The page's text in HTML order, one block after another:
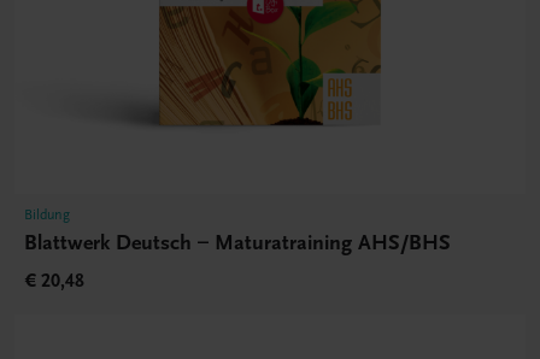
Bildung
Blattwerk Deutsch – Maturatraining AHS/BHS
€ 20,48